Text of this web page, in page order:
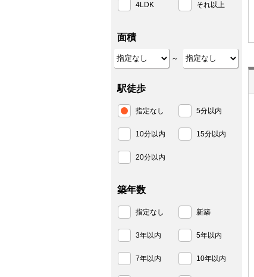
4LDK それ以上
面積
～
駅徒歩
指定なし 5分以内
10分以内 15分以内
20分以内
築年数
指定なし 新築
3年以内 5年以内
7年以内 10年以内